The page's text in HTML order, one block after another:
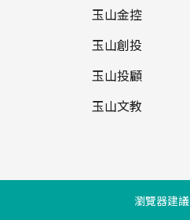
玉山金控
玉山創投
玉山投顧
玉山文教
瀏覽器建議